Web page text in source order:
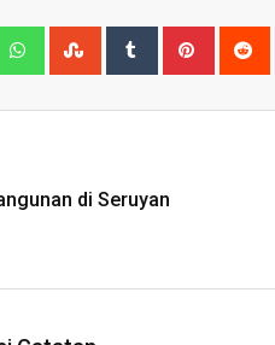
WhatsappStumbleUpon
Tumblr Pinterest
di Seruyan